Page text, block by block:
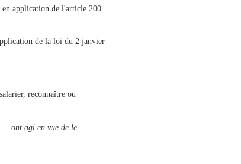
en application de l'article 200
de la loi du 2 janvier
reconnaître ou
… ont agi en vue de le